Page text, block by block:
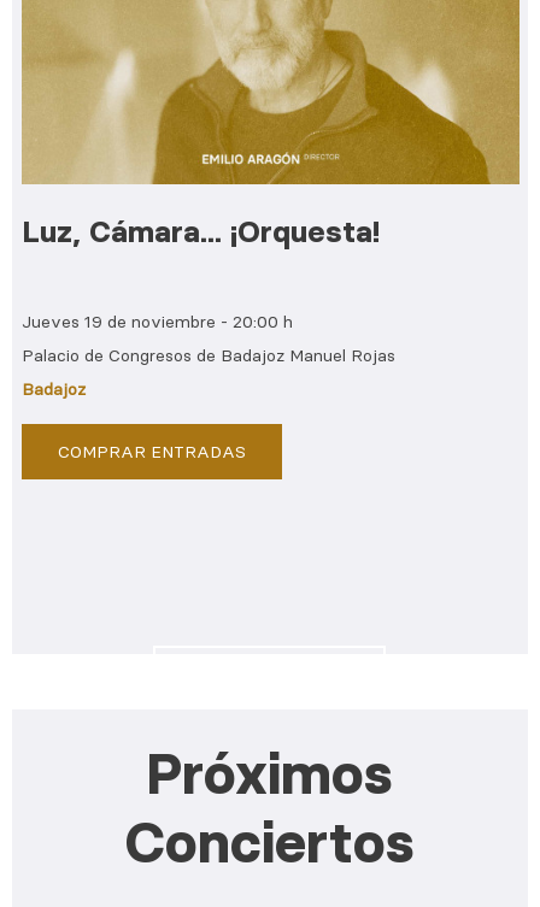
Luz, Cámara... ¡Orquesta!
Jueves 19 de noviembre - 20:00 h
Palacio de Congresos de Badajoz Manuel Rojas
Badajoz
COMPRAR ENTRADAS
Próximos
Conciertos